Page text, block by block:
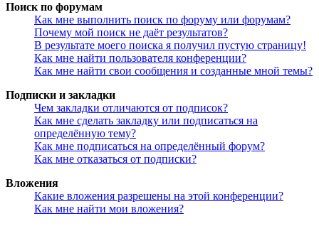
Поиск по форумам
Как мне выполнить поиск по форуму или форумам?
Почему мой поиск не даёт результатов?
В результате моего поиска я получил пустую страницу!
Как мне найти пользователя конференции?
Как мне найти свои сообщения и созданные мной темы?
Подписки и закладки
Чем закладки отличаются от подписок?
Как мне сделать закладку или подписаться на
определённую тему?
Как мне подписаться на определённый форум?
Как мне отказаться от подписки?
Вложения
Какие вложения разрешены на этой конференции?
Как мне найти мои вложения?